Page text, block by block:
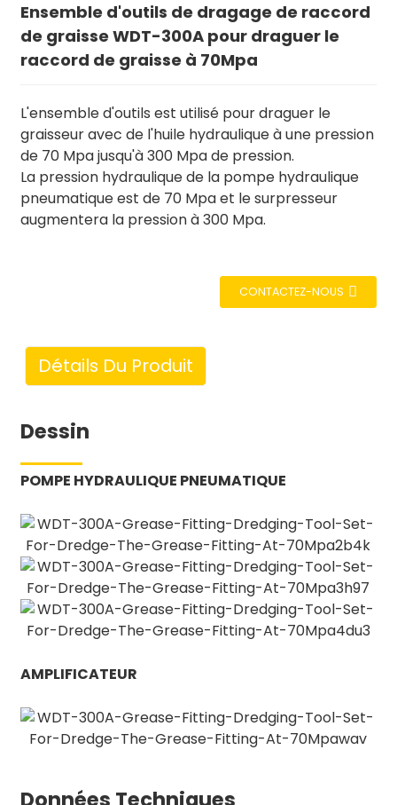
Ensemble d'outils de dragage de raccord
de graisse WDT-300A pour draguer le
raccord de graisse à 70Mpa
L'ensemble d'outils est utilisé pour draguer le
graisseur avec de l'huile hydraulique à une pression
de 70 Mpa jusqu'à 300 Mpa de pression.
La pression hydraulique de la pompe hydraulique
pneumatique est de 70 Mpa et le surpresseur
augmentera la pression à 300 Mpa.
CONTACTEZ-NOUS
Détails Du Produit
Dessin
POMPE HYDRAULIQUE PNEUMATIQUE
AMPLIFICATEUR